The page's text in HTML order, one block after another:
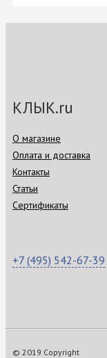
КЛЫК.ru
О магазине
Оплата и доставка
Контакты
Статьи
Сертификаты
+7 (495) 542-67-39
© 2019 Copyright